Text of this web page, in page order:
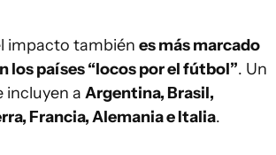
impacto también es más marcado
los países “locos por el fútbol”. Un
incluyen a Argentina, Brasil,
Francia, Alemania e Italia.